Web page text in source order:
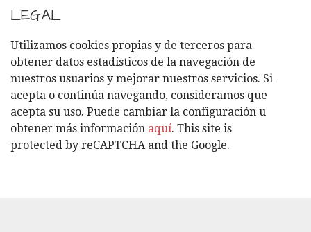
T
E
G
O
R
Í
A
S
LEGAL
Utilizamos cookies propias y de terceros para
obtener datos estadísticos de la navegación de
nuestros usuarios y mejorar nuestros servicios. Si
acepta o continúa navegando, consideramos que
acepta su uso. Puede cambiar la configuración u
obtener más información aquí. This site is
protected by reCAPTCHA and the Google.